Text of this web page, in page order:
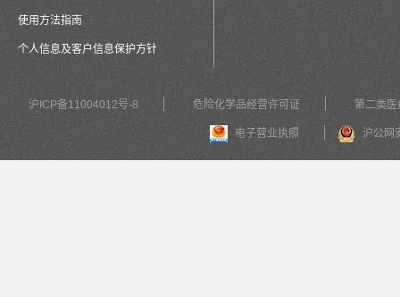
使用方法指南
个人信息及客户信息保护方针
沪ICP备11004012号-8 危险化学品经营许可证 第二类医
电子营业执照 沪公网